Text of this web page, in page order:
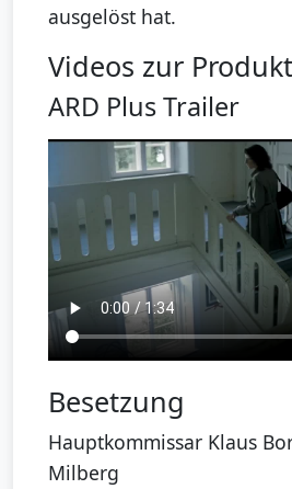
ausgelöst hat.
Videos zur
ARD Plus Trailer
Besetzung
Hauptkommissar Klaus
Milberg